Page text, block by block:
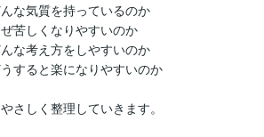
んな気質を持っているのか
ぜ苦しくなりやすいのか
んな考え方をしやすいのか
うすると楽になりやすいのか
さしく整理していきます。